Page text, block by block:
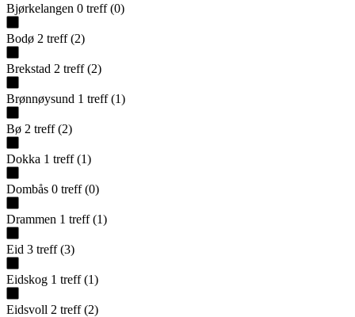
Bjørkelangen 0 treff (0)
Bodø 2 treff (2)
Brekstad 2 treff (2)
Brønnøysund 1 treff (1)
Bø 2 treff (2)
Dokka 1 treff (1)
Dombås 0 treff (0)
Drammen 1 treff (1)
Eid 3 treff (3)
Eidskog 1 treff (1)
Eidsvoll 2 treff (2)